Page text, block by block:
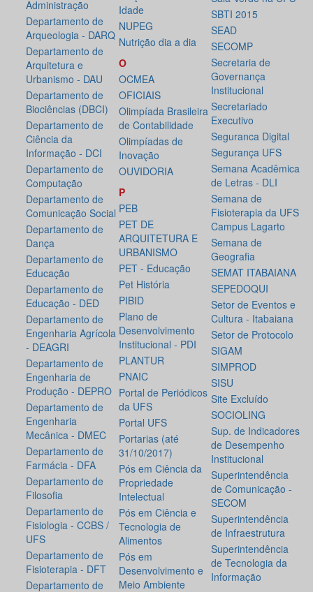
Administração
Departamento de
Arqueologia - DARQ
Departamento de
Arquitetura e
Urbanismo - DAU
Departamento de
Biociências (DBCI)
Departamento de
Ciência da
Informação - DCI
Departamento de
Computação
Departamento de
Comunicação Social
Departamento de
Dança
Departamento de
Educação
Departamento de
Educação - DED
Departamento de
Engenharia Agrícola
- DEAGRI
Departamento de
Engenharia de
Produção - DEPRO
Departamento de
Engenharia
Mecânica - DMEC
Departamento de
Farmácia - DFA
Departamento de
Filosofia
Departamento de
Fisiologia - CCBS /
UFS
Departamento de
Fisioterapia - DFT
Departamento de
Idade
NUPEG
Nutrição dia a dia
O
OCMEA
OFICIAIS
Olimpíada Brasileira
de Contabilidade
Olimpíadas de
Inovação
OUVIDORIA
P
PEB
PET DE
ARQUITETURA E
URBANISMO
PET - Educação
Pet História
PIBID
Plano de
Desenvolvimento
Institucional - PDI
PLANTUR
PNAIC
Portal de Periódicos
da UFS
Portal UFS
Portarias (até
31/10/2017)
Pós em Ciência da
Propriedade
Intelectual
Pós em Ciência e
Tecnologia de
Alimentos
Pós em
Desenvolvimento e
Meio Ambiente
SBTI 2015
SEAD
SECOMP
Secretaria de
Governança
Institucional
Secretariado
Executivo
Seguranca Digital
Segurança UFS
Semana Acadêmica
de Letras - DLI
Semana de
Fisioterapia da UFS
Campus Lagarto
Semana de
Geografia
SEMAT ITABAIANA
SEPEDOQUI
Setor de Eventos e
Cultura - Itabaiana
Setor de Protocolo
SIGAM
SIMPROD
SISU
Site Excluído
SOCIOLING
Sup. de Indicadores
de Desempenho
Institucional
Superintendência
de Comunicação -
SECOM
Superintendência
de Infraestrutura
Superintendência
de Tecnologia da
Informação